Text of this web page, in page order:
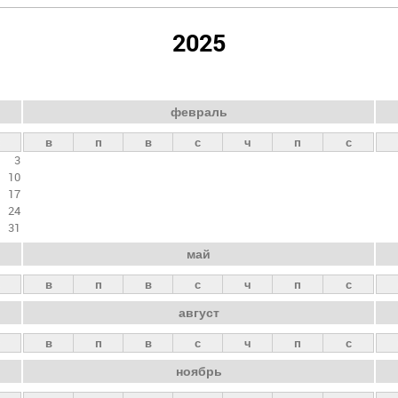
2025
3
10
17
24
31
февраль
в п в с ч п с
май
в п в с ч п с
август
в п в с ч п с
ноябрь